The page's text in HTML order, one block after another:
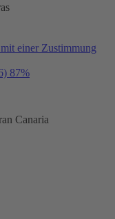
einer Zustimmung
87%
Canaria